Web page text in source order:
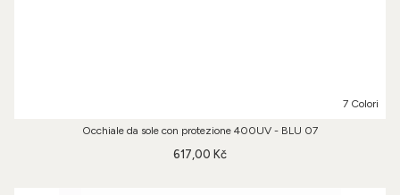
7 Colori
Occhiale da sole con protezione 400UV - BLU 07
617,00 Kč